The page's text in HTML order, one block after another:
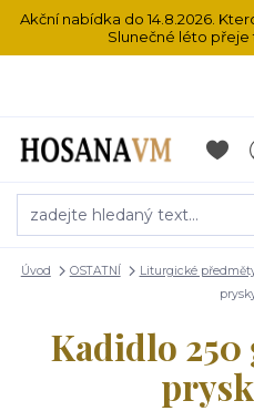
Akční nabídka do 14.8.2026.
Slunečné léto přeje
Úvod OSTATNÍ Liturgické
Kadidlo